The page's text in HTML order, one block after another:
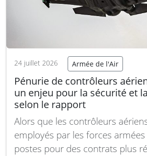
24 juillet 2026 Armée de l'Air
Pénurie de contrôleurs
un enjeu pour la sécurité et
selon le rapport
Alors que les contrôleurs
employés par les forces
postes pour des contrats plus